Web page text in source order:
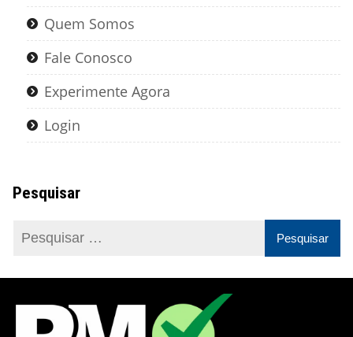
Quem Somos
Fale Conosco
Experimente Agora
Login
Pesquisar